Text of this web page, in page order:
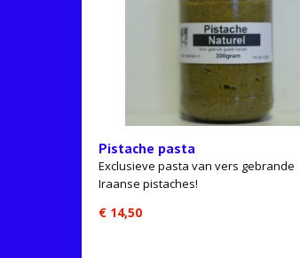
Pistache pasta
Exclusieve pasta van vers gebrande
Iraanse pistaches!
€ 14,50